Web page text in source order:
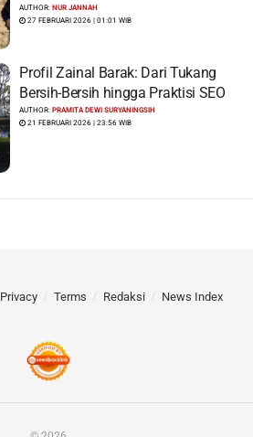
Benua
AUTHOR:NUR JANNAH
27 FEBRUARI 2026 | 01:01 WIB
Profil Zainal Barak: Dari Tukang
Bersih-Bersih hingga Praktisi SEO
AUTHOR:PRAMITA DEWI SURYANINGSIH
21 FEBRUARI 2026 | 23:56 WIB
Privacy Terms Redaksi News Index